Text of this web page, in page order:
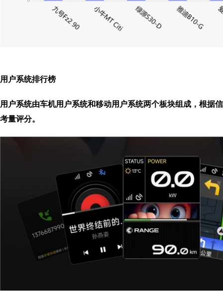
用户系统排行榜
用户系统由车机用户系统和移动用户系统两个板块组成，根据
考量评分。